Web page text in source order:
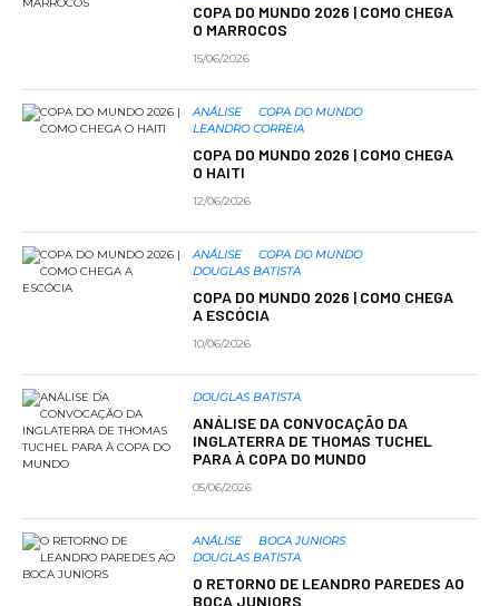
COPA DO MUNDO 2026 | COMO CHEGA
O MARROCOS
15/06/2026
ANÁLISE
COPA DO MUNDO
LEANDRO CORREIA
COPA DO MUNDO 2026 | COMO CHEGA
O HAITI
12/06/2026
ANÁLISE
COPA DO MUNDO
DOUGLAS BATISTA
COPA DO MUNDO 2026 | COMO CHEGA
A ESCÓCIA
10/06/2026
DOUGLAS BATISTA
ANÁLISE DA CONVOCAÇÃO DA
INGLATERRA DE THOMAS TUCHEL
PARA À COPA DO MUNDO
05/06/2026
ANÁLISE
BOCA JUNIORS
DOUGLAS BATISTA
O RETORNO DE LEANDRO PAREDES AO
BOCA JUNIORS